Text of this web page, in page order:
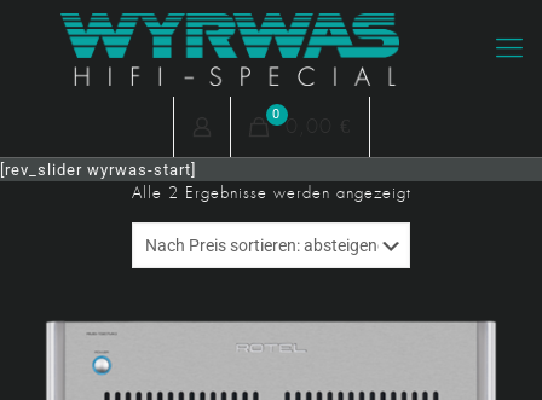
0 0,00 €
[rev_slider wyrwas-start]
Alle 2 Ergebnisse werden angezeigtNach